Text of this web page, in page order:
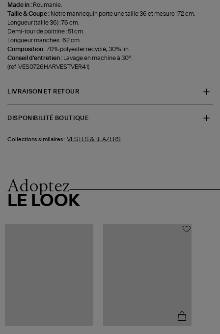
Made in : Roumanie.
Taille & Coupe : Notre mannequin porte une taille 36 et mesure 172 cm.
Longueur (taille 36) : 76 cm.
Demi-tour de poitrine : 51 cm.
Longueur manches : 62 cm.
Composition : 70% polyester recyclé, 30% lin.
Conseil d'entretien : Lavage en machine à 30°.
(ref-VES0726HARVESTVER41)
LIVRAISON ET RETOUR
DISPONIBILITÉ BOUTIQUE
Collections similaires : VESTES & BLAZERS
Adoptez
LE LOOK